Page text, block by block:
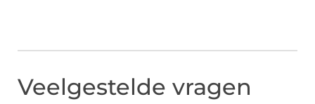
Veelgestelde vragen